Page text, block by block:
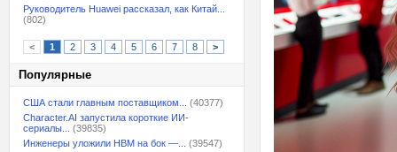
Руководитель Huawei рассказал, как Китай...
(802)
< 1 2 3 4 5 6 7 8 >
Популярные
США стали главным поставщиком...
(40377)
Character.AI запустила короткие ИИ-
сериалы...
(39835)
Инженеры уложили HBM на бок —...
(39547)